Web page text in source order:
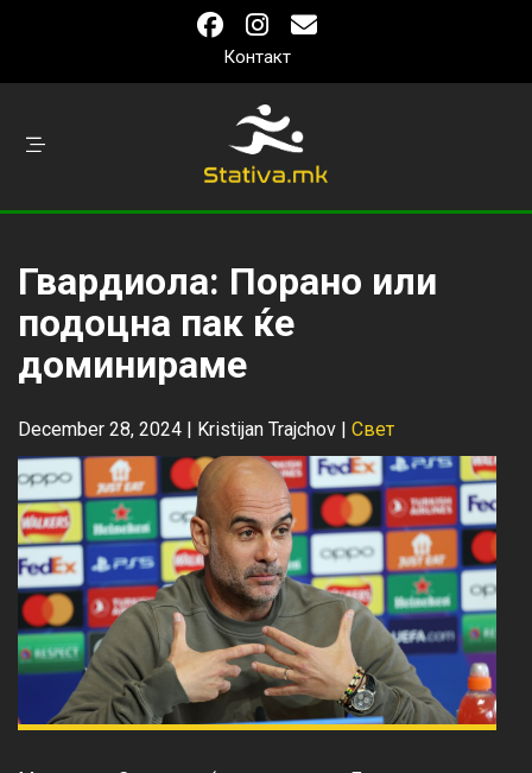
Контакт
Гвардиола: Порано или
подоцна пак ќе
доминираме
December 28, 2024 | Kristijan Trajchov | Свет